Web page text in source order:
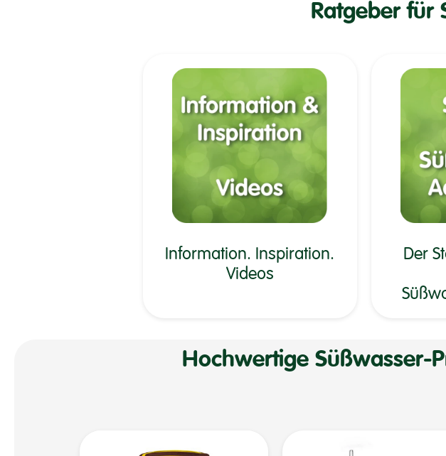
Ratgeber für
Information. Inspiration.
Videos
Der
Hochwertige Süßwasser-